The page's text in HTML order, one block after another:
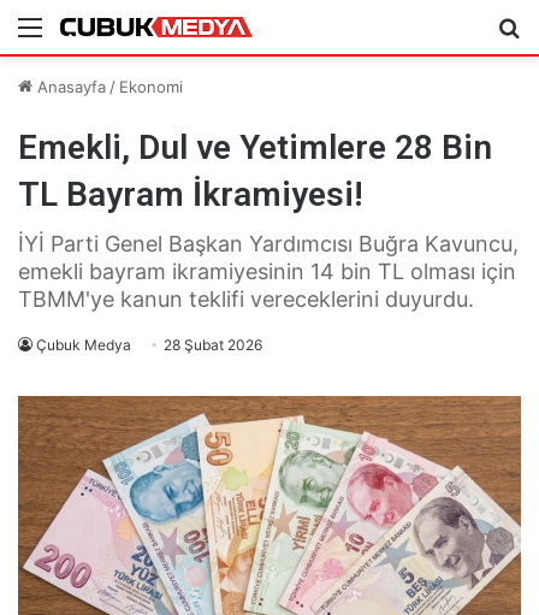
Menü
Anasayfa / Ekonomi
Emekli, Dul ve Yetimlere 28 Bin
TL Bayram İkramiyesi!
İYİ Parti Genel Başkan Yardımcısı Buğra Kavuncu,
emekli bayram ikramiyesinin 14 bin TL olması için
TBMM'ye kanun teklifi vereceklerini duyurdu.
Çubuk Medya 28 Şubat 2026